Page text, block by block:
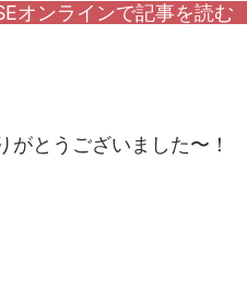
オンラインで記事を読む
がとうございました〜！